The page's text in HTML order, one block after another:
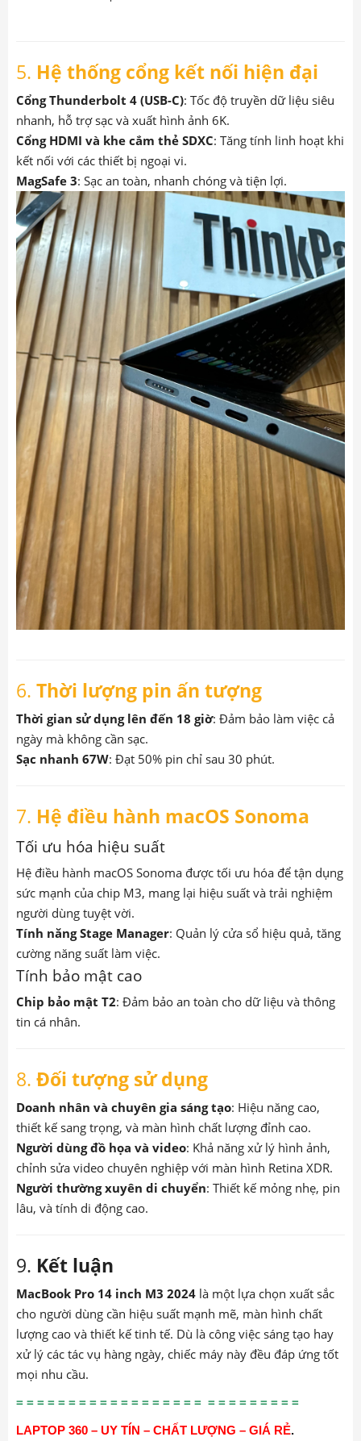
5. Hệ thống cổng kết nối hiện đại
Cổng Thunderbolt 4 (USB-C): Tốc độ truyền dữ liệu siêu
nhanh, hỗ trợ sạc và xuất hình ảnh 6K.
Cổng HDMI và khe cắm thẻ SDXC: Tăng tính linh hoạt khi
kết nối với các thiết bị ngoại vi.
MagSafe 3: Sạc an toàn, nhanh chóng và tiện lợi.
6. Thời lượng pin ấn tượng
Thời gian sử dụng lên đến 18 giờ: Đảm bảo làm việc cả
ngày mà không cần sạc.
Sạc nhanh 67W: Đạt 50% pin chỉ sau 30 phút.
7. Hệ điều hành macOS Sonoma
Tối ưu hóa hiệu suất
Hệ điều hành macOS Sonoma được tối ưu hóa để tận dụng
sức mạnh của chip M3, mang lại hiệu suất và trải nghiệm
người dùng tuyệt vời.
Tính năng Stage Manager: Quản lý cửa sổ hiệu quả, tăng
cường năng suất làm việc.
Tính bảo mật cao
Chip bảo mật T2: Đảm bảo an toàn cho dữ liệu và thông
tin cá nhân.
8. Đối tượng sử dụng
Doanh nhân và chuyên gia sáng tạo: Hiệu năng cao,
thiết kế sang trọng, và màn hình chất lượng đỉnh cao.
Người dùng đồ họa và video: Khả năng xử lý hình ảnh,
chỉnh sửa video chuyên nghiệp với màn hình Retina XDR.
Người thường xuyên di chuyển: Thiết kế mỏng nhẹ, pin
lâu, và tính di động cao.
9. Kết luận
MacBook Pro 14 inch M3 2024 là một lựa chọn xuất sắc
cho người dùng cần hiệu suất mạnh mẽ, màn hình chất
lượng cao và thiết kế tinh tế. Dù là công việc sáng tạo hay
xử lý các tác vụ hàng ngày, chiếc máy này đều đáp ứng tốt
mọi nhu cầu.
= = = = = = = = = = = = = = = = = = = = = = = = = = =
LAPTOP 360 – UY TÍN – CHẤT LƯỢNG – GIÁ RẺ.